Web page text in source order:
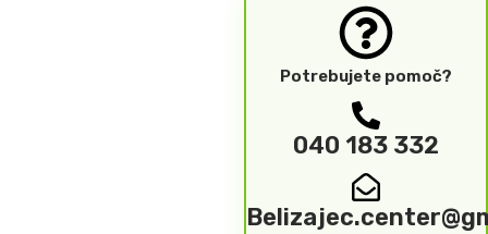
Potrebujete pomoč?
040 183 332